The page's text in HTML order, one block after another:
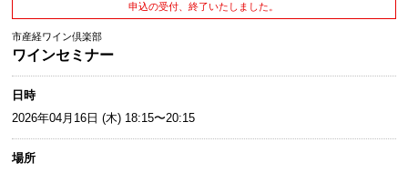
申込の受付、終了いたしました。
市産経ワイン倶楽部
ワインセミナー
日時
2026年04月16日 (木) 18:15〜20:15
場所